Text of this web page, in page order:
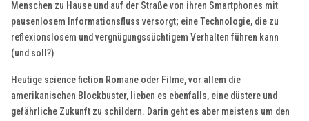
Menschen zu Hause und auf der Straße von ihren Smartphones mit
pausenlosem Informationsfluss versorgt; eine Technologie, die zu
reflexionslosem und vergnügungssüchtigem Verhalten führen kann
(und soll?)
Heutige science fiction Romane oder Filme, vor allem die
amerikanischen Blockbuster, lieben es ebenfalls, eine düstere und
gefährliche Zukunft zu schildern. Darin geht es aber meistens um den